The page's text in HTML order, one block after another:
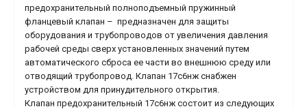
предохранительный полноподъемный пружинный
фланцевый клапан – предназначен для защиты
оборудования и трубопроводов от увеличения давления
рабочей среды сверх установленных значений путем
автоматического сброса ее части во внешнюю среду или
отводящий трубопровод. Клапан 17с6нж снабжен
устройством для принудительного открытия.
Клапан предохранительный 17с6нж состоит из следующих